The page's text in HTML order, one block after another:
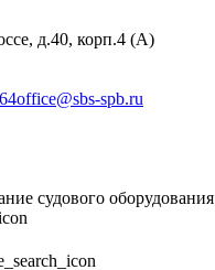
д.40, корп.4 (А)
office@sbs-spb.ru
судового оборудования